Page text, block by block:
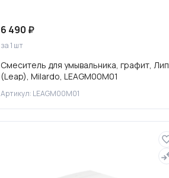
6 490 ₽
за 1 шт
Смеситель для умывальника, графит, Лип
(Leap), Milardo, LEAGM00M01
Артикул: LEAGM00M01